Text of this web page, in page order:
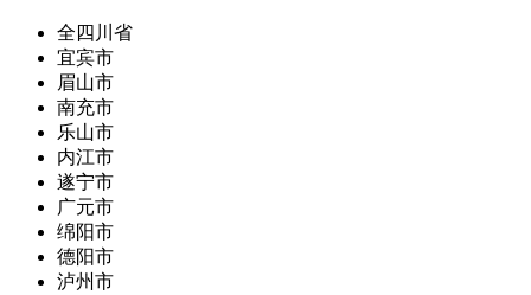
全四川省
宜宾市
眉山市
南充市
乐山市
内江市
遂宁市
广元市
绵阳市
德阳市
泸州市